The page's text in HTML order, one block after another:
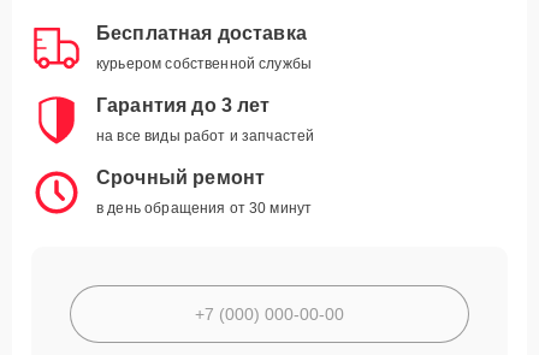
Бесплатная доставка
курьером собственной службы
Гарантия до 3 лет
на все виды работ и запчастей
Срочный ремонт
в день обращения от 30 минут